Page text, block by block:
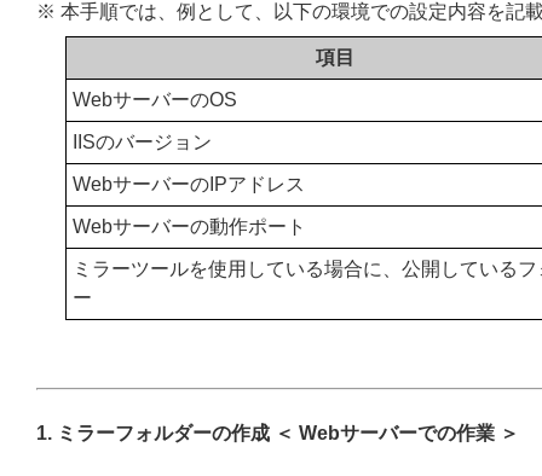
※ 本手順では、例として、以下の環境での設定内容を記
項目
WebサーバーのOS
IISのバージョン
WebサーバーのIPアドレス
Webサーバーの動作ポート
ミラーツールを使用している場合に、公開している
ー
1. ミラーフォルダーの作成 ＜ Webサーバーでの作業 ＞